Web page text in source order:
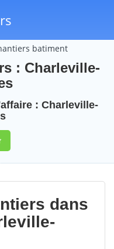
batiment
: Charleville-
: Charleville-
dans